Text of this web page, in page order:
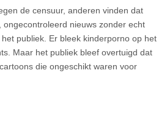
de censuur, anderen vinden dat
nieuws zonder echt
publiek. Er bleek kinderporno op het
Maar het publiek bleef overtuigd dat
die ongeschikt waren voor